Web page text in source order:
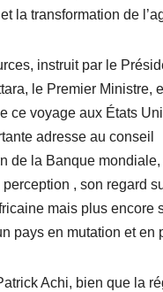
la transformation de
instruit par le
le Premier Ministre,
ce voyage aux États
adresse au conseil
de la Banque mondiale,
perception , son regard
mais plus encore
pays en mutation et en
Achi, bien que la